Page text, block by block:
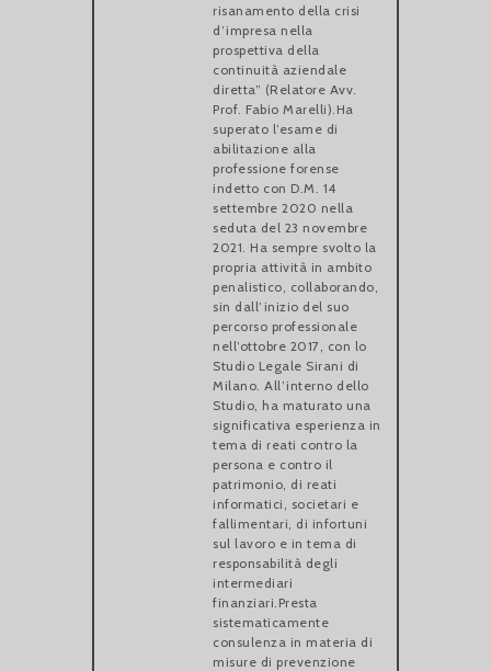
risanamento della crisi
d’impresa nella
prospettiva della
continuità aziendale
diretta” (Relatore Avv.
Prof. Fabio Marelli).Ha
superato l’esame di
abilitazione alla
professione forense
indetto con D.M. 14
settembre 2020 nella
seduta del 23 novembre
2021. Ha sempre svolto la
propria attività in ambito
penalistico, collaborando,
sin dall’inizio del suo
percorso professionale
nell’ottobre 2017, con lo
Studio Legale Sirani di
Milano. All’interno dello
Studio, ha maturato una
significativa esperienza in
tema di reati contro la
persona e contro il
patrimonio, di reati
informatici, societari e
fallimentari, di infortuni
sul lavoro e in tema di
responsabilità degli
intermediari
finanziari.Presta
sistematicamente
consulenza in materia di
misure di prevenzione